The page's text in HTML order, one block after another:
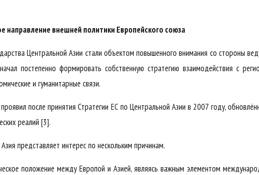
направление внешней политики Европейского союза
Центральной Азии стали объектом повышенного внимания со стороны
постепенно формировать собственную стратегию взаимодействия с
и гуманитарные связи.
после принятия Стратегии ЕС по Центральной Азии в 2007 году,
реалий [3].
представляет интерес по нескольким причинам.
положение между Европой и Азией, являясь важным элементом